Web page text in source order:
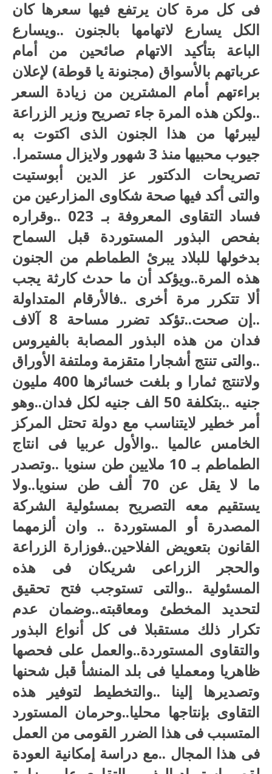
فى كل مرة كان يرتفع فيها سعرها كان
الكل يسارع لاتهامها بالجنون ..ويسارع
الباعة بتأكيد الاتهام صائحين من أمام
عرباتهم بالأسواق (مجنونة يا قوطة) لإعلان
براءتهم أمام المشترين من زيادة السعر
..ولكن هذه المرة جاء تصريح وزير الزراعة
ليبرئها من هذا الجنون الذى اكتوت به
جيوب محبيها منذ 3 شهور ولايزال مستمرا.
تصريحات الدكتور عز الدين أبوستيت
والتى أكد فيها صحة شكاوى المزارعين من
فساد التقاوى المعروفة بـ 023 ..وقراره
بفحص البذور المستوردة قبل السماح
بدخولها للبلاد يبرئ الطماطم من الجنون
هذه المرة..ويؤكد أن ما حدث كارثة يجب
ألا تتكرر مرة أخرى ..فالأرقام المتداولة
..إن صحت..تؤكد تضرر مساحة 8 آلاف
فدان من هذه البذور المصابة بالفيروس
..والتى تنتج أشجارا متقزمة وملتفة الأوراق
ولاتنتج ثمارا و بلغت خسائرها 400 مليون
جنيه ..بتكلفة 50 الف جنيه لكل فدان..وهو
أمر خطير لايتناسب مع دولة تحتل المركز
الخامس عالميا ..والأول عربيا فى انتاج
الطماطم بـ 10 ملايين طن سنويا ..وتصدر
ما لا يقل عن 70 ألف طن سنويا..ولا
يستقيم معه التصريح بمسئولية الشركة
المصدرة أو المستوردة .. وان ألزمهما
القانون بتعويض الفلاحين..فوزارة الزراعة
والحجر الزراعى شريكان فى هذه
المسئولية ..والتى تستوجب فتح تحقيق
لتحديد المخطئ ومعاقبته..وضمان عدم
تكرار ذلك مستقبلا فى كل أنواع البذور
والتقاوى المستوردة..والعمل على فحصها
ظاهريا ومعمليا فى بلد المنشأ قبل شحنها
وتصديرها إلينا ..والتخطيط لتوفير هذه
التقاوى بإنتاجها محليا..وحرمان المستورد
المتسبب فى هذا الضرر القومى من العمل
فى هذا المجال ..مع دراسة إمكانية العودة